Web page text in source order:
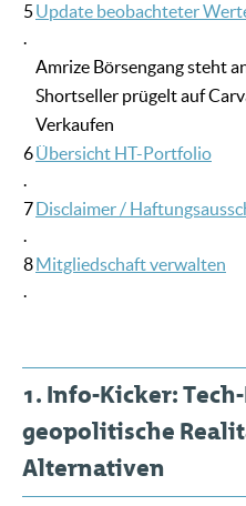
5
.
Update beobachteter
Amrize Börsengang steht
Shortseller prügelt auf
Verkaufen
6
.
Übersicht HT-Portfolio
7
.
Disclaimer /
8
.
Mitgliedschaft verwalten
1. Info-Kicker:
geopolitische
Alternativen